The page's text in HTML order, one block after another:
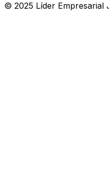
© 2025 Líder Empresarial